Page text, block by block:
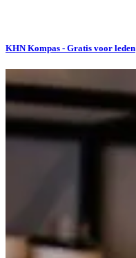
KHN Kompas - Gratis voor leden